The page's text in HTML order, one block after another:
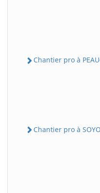
Chantier pro à
Chantier pro à